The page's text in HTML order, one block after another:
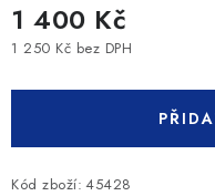
1 400 Kč
1 250 Kč bez DPH
Kód zboží: 45428